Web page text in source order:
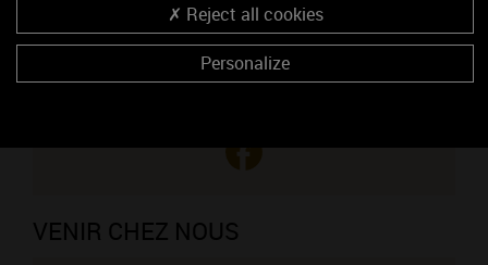
CONTACTEZ CE PROFESSIONNEL
Vous êtes le propriétaire de cet établissement ?
VENIR CHEZ NOUS
Reject all cookies
Personalize